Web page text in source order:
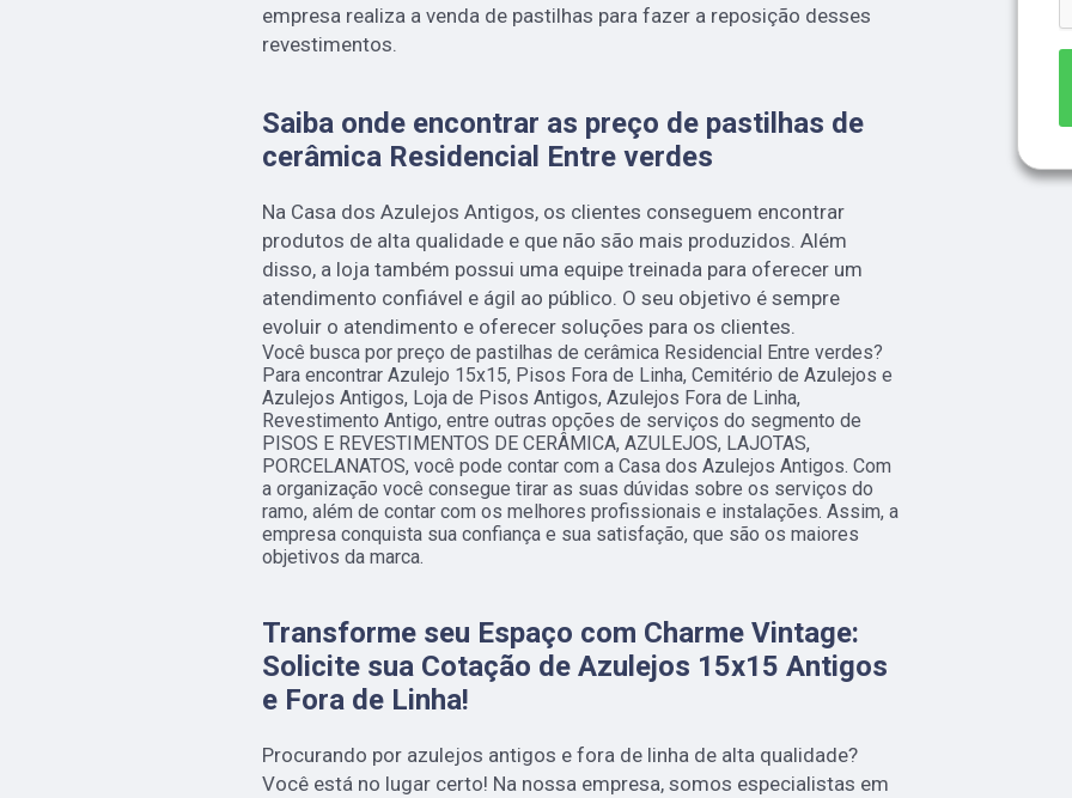
empresa realiza a venda de pastilhas para fazer a reposição desses
revestimentos.
Saiba onde encontrar as preço de pastilhas de
cerâmica Residencial Entre verdes
Na Casa dos Azulejos Antigos, os clientes conseguem encontrar
produtos de alta qualidade e que não são mais produzidos. Além
disso, a loja também possui uma equipe treinada para oferecer um
atendimento confiável e ágil ao público. O seu objetivo é sempre
evoluir o atendimento e oferecer soluções para os clientes.
Você busca por preço de pastilhas de cerâmica Residencial Entre verdes?
Para encontrar Azulejo 15x15, Pisos Fora de Linha, Cemitério de Azulejos e
Azulejos Antigos, Loja de Pisos Antigos, Azulejos Fora de Linha,
Revestimento Antigo, entre outras opções de serviços do segmento de
PISOS E REVESTIMENTOS DE CERÂMICA, AZULEJOS, LAJOTAS,
PORCELANATOS, você pode contar com a Casa dos Azulejos Antigos. Com
a organização você consegue tirar as suas dúvidas sobre os serviços do
ramo, além de contar com os melhores profissionais e instalações. Assim, a
empresa conquista sua confiança e sua satisfação, que são os maiores
objetivos da marca.
Transforme seu Espaço com Charme Vintage:
Solicite sua Cotação de Azulejos 15x15 Antigos
e Fora de Linha!
Procurando por azulejos antigos e fora de linha de alta qualidade?
Você está no lugar certo! Na nossa empresa, somos especialistas em